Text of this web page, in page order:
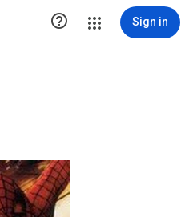
 Sign in